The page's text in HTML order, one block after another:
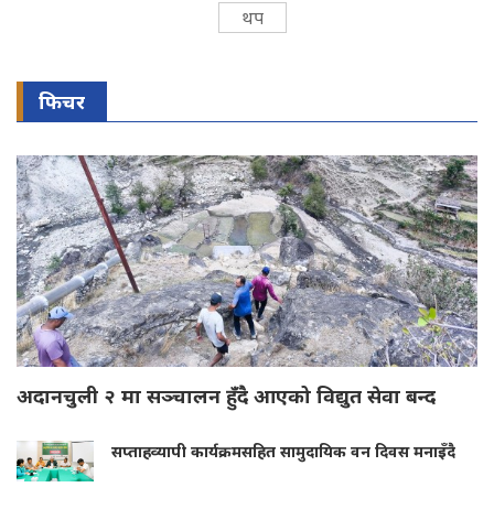
थप
फिचर
अदानचुली २ मा सञ्चालन हुँदै आएको विद्युत सेवा बन्द
सप्ताहव्यापी कार्यक्रमसहित सामुदायिक वन दिवस मनाइँदै